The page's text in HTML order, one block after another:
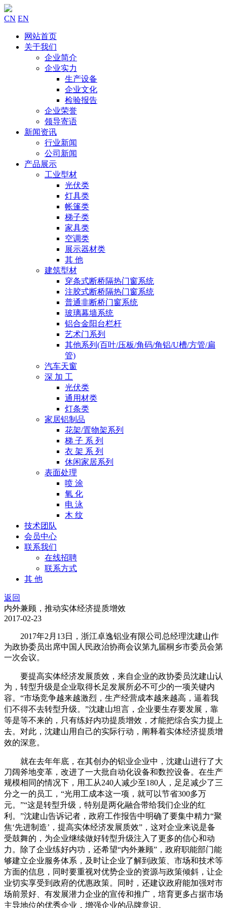
CN EN
网站首页
关于我们
企业简介
企业实力
生产设备
企业文化
检验报告
企业荣誉
领导寄语
新闻资讯
行业新闻
公司新闻
产品展示
工业型材
光伏类
灯具类
帐篷类
梯子类
家具类
空调类
展示器材类
其 他
建筑型材
穿条式断桥隔热门窗系统
注胶式断桥隔热门窗系统
普通非断桥门窗系统
玻璃幕墙系统
铝合金阳台栏杆
艺术门系列
其他系列(百叶/压板/角码/角铝/U槽/方管/扁
管)
汽车天窗
深 加 工
光伏类
通用材类
灯条类
家居铝制品
花架/置物架系列
梯 子 系 列
衣 架 系 列
休闲家居系列
表面处理
喷 涂
氧 化
电 泳
木 纹
技术团队
会员中心
联系我们
在线招聘
联系方式
其 他
返回
内外兼顾，推动实体经济提质增效
2017-02-23
2017年2月13日，浙江卓逸铝业有限公司总经理沈建山作
为政协委员出席中国人民政治协商会议第九届桐乡市委员会第
一次会议。
要提高实体经济发展质效，来自企业的政协委员沈建山认
为，转型升级是企业取得长足发展所必不可少的一项关键内
容。 “市场竞争越来越激烈，生产经营成本越来越高，逼着我
们不得不去转型升级。”沈建山坦言，企业要生存要发展，靠
等是等不来的，只有练好内功提质增效，才能把综合实力提上
去。 对此，沈建山用自己的实际行动，阐释着实体经济提质增
效的深意。
就在去年年底，在其创办的铝业企业中，沈建山进行了大
刀阔斧地变革，改进了一大批自动化设备和数控设备。在生产
规模相同的情况下，用工从240人减少至180人，足足减少了三
分之一的员工，“光用工成本这一项，就可以节省300多万
元。”“这是转型升级，特别是两化融合带给我们企业的红
利。”沈建山告诉记者，政府工作报告中明确了要集中精力“聚
焦‘先进制造’，提高实体经济发展质效”，这对企业来说是备
受鼓舞的，为企业继续做好转型升级注入了更多的信心和动
力。
除了企业练好内功，还希望“内外兼顾”，政府职能部门能
够建立企业服务体系，及时让企业了解到政策、市场和技术等
方面的信息，同时要重视对优势企业的资源与政策倾斜，让企
业切实享受到政府的优惠政策。
同时，还建议政府能加强对市
场前景好、有发展潜力企业的宣传和推广，培育更多占据市场
主导地位的优秀企业，增强企业的品牌意识。